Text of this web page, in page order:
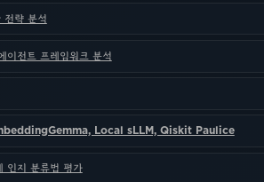
략 분석
전트 프레임워크 분석
Local sLLM, Qiskit Paulice
지 분류법 평가